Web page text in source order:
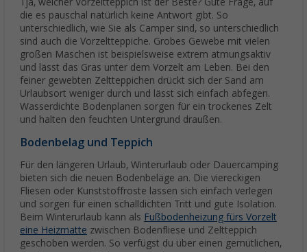
Tja, welcher Vorzeltteppich ist der Beste? Gute Frage, auf
die es pauschal natürlich keine Antwort gibt. So
unterschiedlich, wie Sie als Camper sind, so unterschiedlich
sind auch die Vorzeltteppiche. Grobes Gewebe mit vielen
großen Maschen ist beispielsweise extrem atmungsaktiv
und lässt das Gras unter dem Vorzelt am Leben. Bei den
feiner gewebten Zeltteppichen drückt sich der Sand am
Urlaubsort weniger durch und lässt sich einfach abfegen.
Wasserdichte Bodenplanen sorgen für ein trockenes Zelt
und halten den feuchten Untergrund draußen.
Bodenbelag und Teppich
Für den längeren Urlaub, Winterurlaub oder Dauercamping
bieten sich die neuen Bodenbeläge an. Die viereckigen
Fliesen oder Kunststoffroste lassen sich einfach verlegen
und sorgen für einen schalldichten Tritt und gute Isolation.
Beim Winterurlaub kann als Fußbodenheizung fürs Vorzelt
eine Heizmatte zwischen Bodenfliese und Zeltteppich
geschoben werden. So verfügst du über einen gemütlichen,